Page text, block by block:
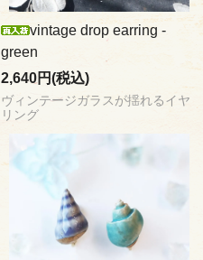
vintage drop earring -
green
2,640円(税込)
ヴィンテージガラスが揺れるイヤ
リング